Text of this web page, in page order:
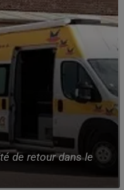
de retour dans le